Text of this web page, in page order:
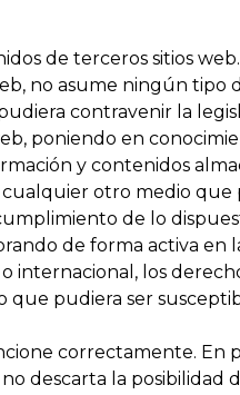
de terceros sitios
no asume ningún
contravenir la
poniendo en
y contenidos
cualquier otro medio
de lo
de forma activa
internacional, los
pudiera ser
correctamente.
no descarta la